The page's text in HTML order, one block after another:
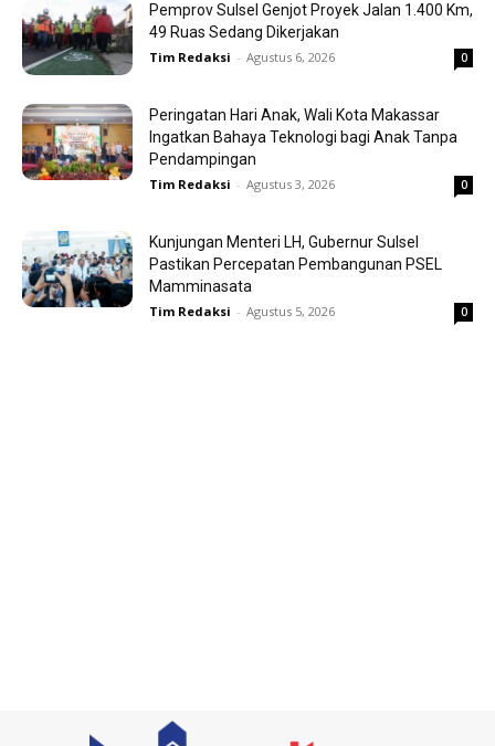
Pemprov Sulsel Genjot Proyek Jalan 1.400 Km,
49 Ruas Sedang Dikerjakan
Tim Redaksi - Agustus 6, 2026 0
Peringatan Hari Anak, Wali Kota Makassar
Ingatkan Bahaya Teknologi bagi Anak Tanpa
Pendampingan
Tim Redaksi - Agustus 3, 2026 0
Kunjungan Menteri LH, Gubernur Sulsel
Pastikan Percepatan Pembangunan PSEL
Mamminasata
Tim Redaksi - Agustus 5, 2026 0